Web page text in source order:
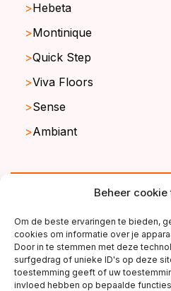
Beheer
Om de beste ervaringen te bieden,
cookies om informatie over je
Door in te stemmen met deze
surfgedrag of unieke ID's op deze
toestemming geeft of uw
invloed hebben op bepaalde
Hebeta
Montinique
Quick Step
Viva Floors
Sense
Ambiant